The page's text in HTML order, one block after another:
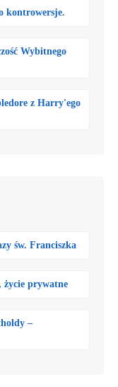
kontrowersje.
Wybitnego
z Harry'ego
św. Franciszka
prywatne
–